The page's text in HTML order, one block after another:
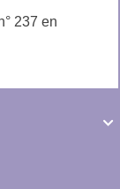
237 en
